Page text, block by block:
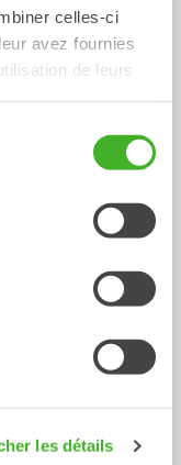
celles-ci
avez fournies
de leurs
les détails
de nivellement
de tri